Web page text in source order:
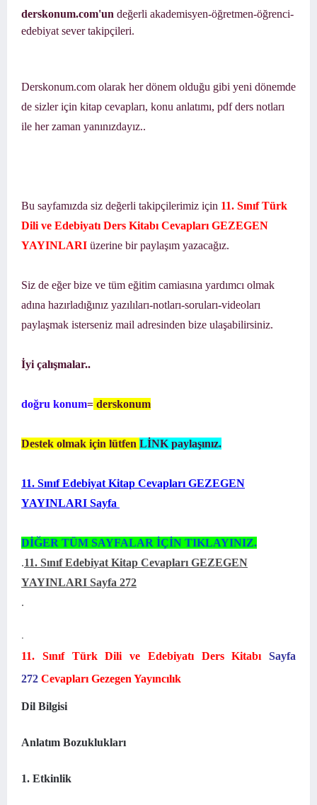
derskonum.com'un değerli akademisyen-öğretmen-öğrenci-
edebiyat sever takipçileri.
Derskonum.com olarak her dönem olduğu gibi yeni dönemde
de sizler için kitap cevapları, konu anlatımı, pdf ders notları
ile her zaman yanınızdayız..
Bu sayfamızda siz değerli takipçilerimiz için 11. Sınıf Türk
Dili ve Edebiyatı Ders Kitabı Cevapları GEZEGEN
YAYINLARI üzerine bir paylaşım yazacağız.
Siz de eğer bize ve tüm eğitim camiasına yardımcı olmak
adına hazırladığınız yazılıları-notları-soruları-videoları
paylaşmak isterseniz mail adresinden bize ulaşabilirsiniz.
İyi çalışmalar..
doğru konum= derskonum
Destek olmak için lütfen LİNK paylaşınız.
11. Sınıf Edebiyat Kitap Cevapları GEZEGEN
YAYINLARI Sayfa
DİĞER TÜM SAYFALAR İÇİN TIKLAYINIZ.
.11. Sınıf Edebiyat Kitap Cevapları GEZEGEN
YAYINLARI Sayfa 272
.
.
11. Sınıf Türk Dili ve Edebiyatı Ders Kitabı Sayfa
272 Cevapları Gezegen Yayıncılık
Dil Bilgisi
Anlatım Bozuklukları
1. Etkinlik